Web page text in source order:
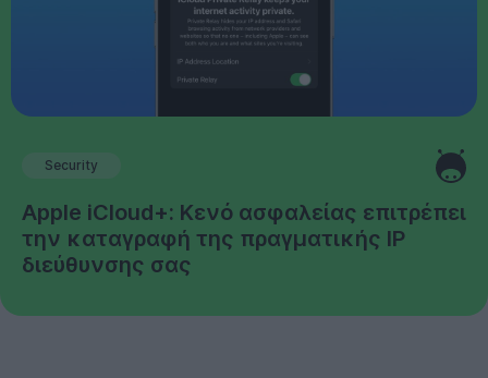
Security
Apple iCloud+: Κενό ασφαλείας επιτρέπει
την καταγραφή της πραγματικής IP
διεύθυνσης σας